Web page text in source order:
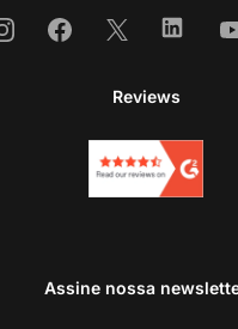
InstagramFacebook
X
Reviews
Assine nossa